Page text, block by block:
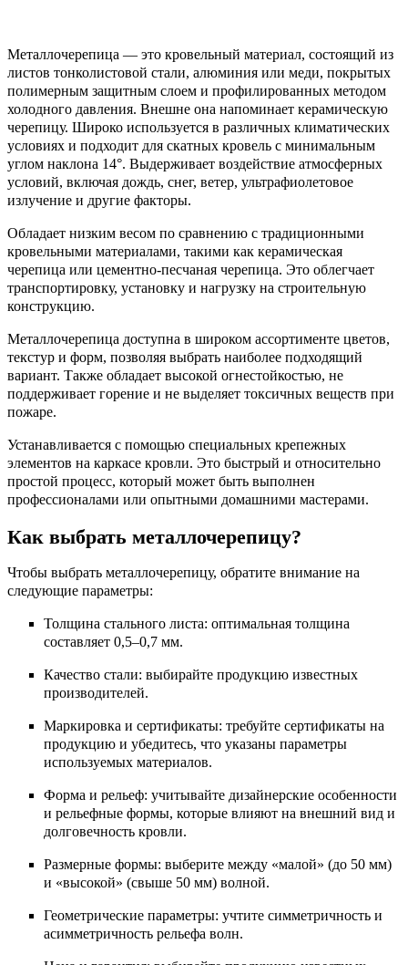
Металлочерепица — это кровельный материал, состоящий из
листов тонколистовой стали, алюминия или меди, покрытых
полимерным защитным слоем и профилированных методом
холодного давления. Внешне она напоминает керамическую
черепицу. Широко используется в различных климатических
условиях и подходит для скатных кровель с минимальным
углом наклона 14°. Выдерживает воздействие атмосферных
условий, включая дождь, снег, ветер, ультрафиолетовое
излучение и другие факторы.
Обладает низким весом по сравнению с традиционными
кровельными материалами, такими как керамическая
черепица или цементно-песчаная черепица. Это облегчает
транспортировку, установку и нагрузку на строительную
конструкцию.
Металлочерепица доступна в широком ассортименте цветов,
текстур и форм, позволяя выбрать наиболее подходящий
вариант. Также обладает высокой огнестойкостью, не
поддерживает горение и не выделяет токсичных веществ при
пожаре.
Устанавливается с помощью специальных крепежных
элементов на каркасе кровли. Это быстрый и относительно
простой процесс, который может быть выполнен
профессионалами или опытными домашними мастерами.
Как выбрать металлочерепицу?
Чтобы выбрать металлочерепицу, обратите внимание на
следующие параметры:
Толщина стального листа: оптимальная толщина
составляет 0,5–0,7 мм.
Качество стали: выбирайте продукцию известных
производителей.
Маркировка и сертификаты: требуйте сертификаты на
продукцию и убедитесь, что указаны параметры
используемых материалов.
Форма и рельеф: учитывайте дизайнерские особенности
и рельефные формы, которые влияют на внешний вид и
долговечность кровли.
Размерные формы: выберите между «малой» (до 50 мм)
и «высокой» (свыше 50 мм) волной.
Геометрические параметры: учтите симметричность и
асимметричность рельефа волн.